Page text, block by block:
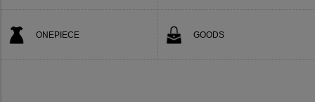
ONEPIECE GOODS